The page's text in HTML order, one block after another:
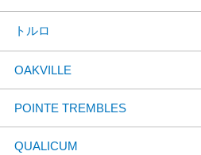
トルロ
OAKVILLE
POINTE TREMBLES
QUALICUM